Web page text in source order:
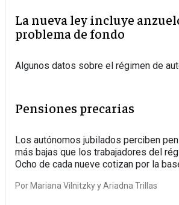
La nueva ley incluye
problema de fondo
Algunos datos sobre el régimen de
Pensiones precarias
Los autónomos jubilados perciben
más bajas que los trabajadores del
Ocho de cada nueve cotizan por la
Por Mariana Vilnitzky Ariadna Trillas